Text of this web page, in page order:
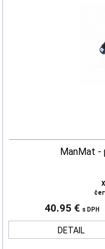
ManMat -
40.95 € s DPH
DETAIL